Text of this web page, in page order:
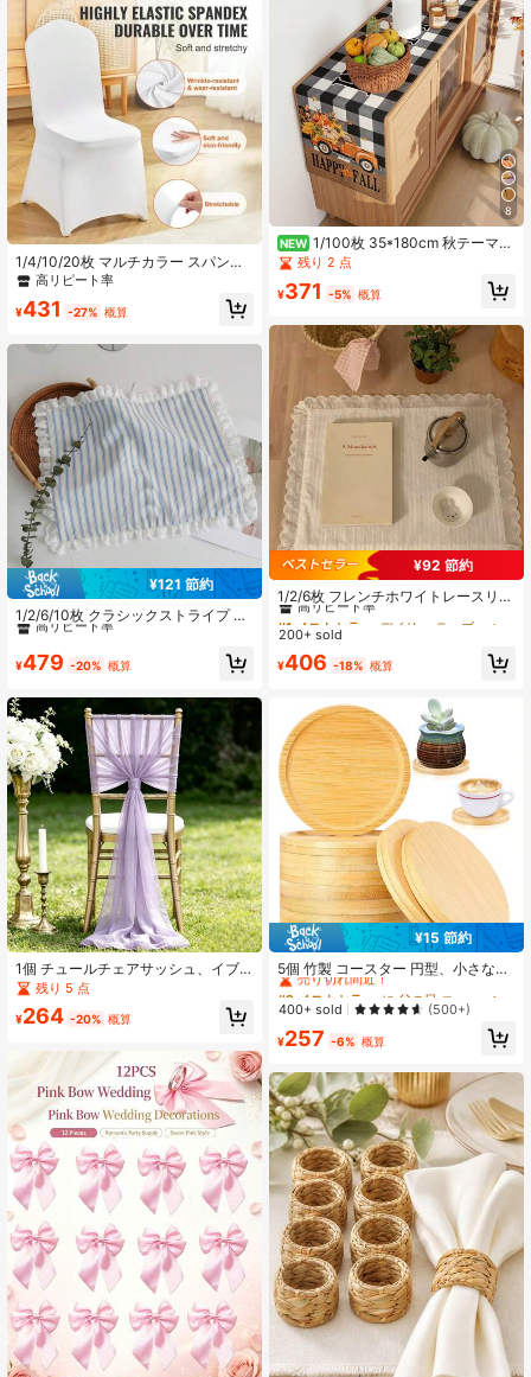
1/4/10/20枚 マルチカラー スパンデ
ックスチェアカバー、柔らかく耐久
古い椅子のリニューアル、チェアカ
ェアカバー、ユニバーサルチェアカ
ー、シートカバー、ソファカバー、
オフィスチェアカバー、シートクッ
ション、ダイニングルーム、リビン
グルーム、結婚式、パーティー、会
議、宴会、誕生日、ホームデコレー
ション
高リピート率
¥431 -27% 概算
¥121 節約
1/2/6/10枚 クラシックストライプ プ
リーツレース ハートトリム装飾ナプ
日常使いに適しています
#4 ベストセラー
に ポリエステル テーブルナプキン
高リピート率
#4 ベストセラー
高リピート率
#4 ベストセラー
高リピート率
#4 ベストセラー
高リピート率
¥479 -20% 概算
1個 チュールチェアサッシュ、イブ
ニングパーティー/ウェディングデコ
レーション/誕生日会/ホテルイベン
ト/ユニバーサルデコレーションバン
ンド、バックトゥスクール、寮必需
品、アパート必需品、パーティー用
品、パーティーチェアカバー、ホー
ムデコレーション、ホーム用品、ハ
ロウィン/感謝祭/クリスマスギフト。
残り 5 点
¥264 -20% 概算
8
NEW 1/100枚 35*180cm 秋テーマ
テーブルランナー、かぼちゃ、秋の
葉と枝のパターン 秋スタイル テーブ
ルクロス、感謝祭の収穫の装飾、秋
チン、デスクトップ装飾、ホームデ
コレーション、ホリデーパーティー
に適しています
残り 2 点
¥371 -5% 概算
¥92 節約
1/2/6枚 フレンチホワイトレースリボ
ン装飾ドイリープレースマット、バ
レンタインデーやホームデコレーシ
#1 ベストセラー
高リピート率
#1 ベストセラー
高リピート率
#1 ベストセラー
高リピート率
#1 ベストセラー
200+ sold
¥406 -18% 概算
¥15 節約
5個 竹製 コースター 円型、小さな植
木鉢トレイ、竹製フラワーポット、
飲料トレイ、DIYレジンコースター、
ギフトデスクフラワーポットプロテ
クター、ホームオフィスの装飾用; 10
個 竹製 コースター 円型、天然木製
ドリンクコースター、丸い竹製ソー
サー、装飾的な多肉植物用トレイ、
カップ用、屋内外の植木鉢用、天然
木製の円形竹製コースター、飲み物
用の丸い竹製トレイ、ほとんどのカ
ップやグラスを保持する丸い竹製ト
レイ、屋内または屋外の植物用、コ
ーヒーテーブルに適して、フラワー
ポットデスクトップ保護用の竹製カ
ップコースターハウスウォーミング
ギフト; 竹-木製カップコースター、
天然木製カップコースター竹製ドリ
ンクコースターセット、コーヒーテ
ーブル、ホットドリンク、コールド
ドリンク、バー、ホーム、キッチ
ン、ハウスウォーミングギフト、ド
リンク、飲料、ビール、コーヒーに
適しています！| バーウェアキッチ
ン| ハウスウォーミング
#2 ベストセラー
に 父の日 コースター
売り切れ間近！
#2 ベストセラー
売り切れ間近！
#2 ベストセラー
売り切れ間近！
#2 ベストセラー
売り切れ間近！
400+ sold (500+)
¥257 -6% 概算